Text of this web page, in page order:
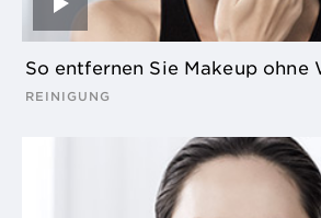
So entfernen Sie Makeup ohne
REINIGUNG